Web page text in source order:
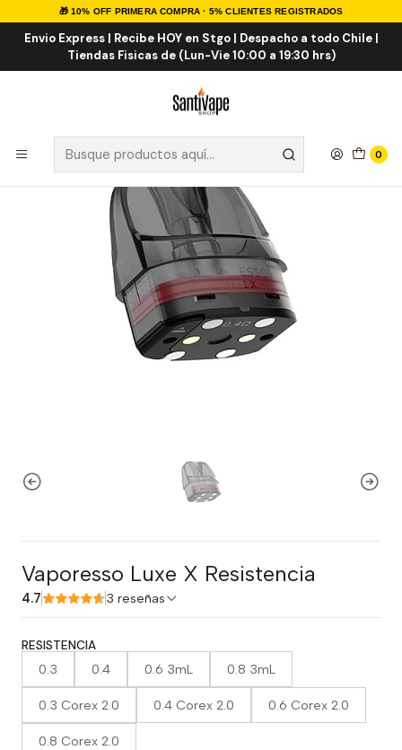
🎁 10% OFF PRIMERA COMPRA · 5% CLIENTES REGISTRADOS
Envio Express | Recibe HOY en Stgo | Despacho a todo Chile |
Tiendas Fisicas de (Lun-Vie 10:00 a 19:30 hrs)
0
Inicio INSUMOS RESISTENCIAS COMERCIALES
Vaporesso Luxe X Resistencia
Vaporesso Luxe X Resistencia
4.7 3 reseñas
RESISTENCIA
0.3 0.4 0.6 3mL 0.8 3mL
0.3 Corex 2.0 0.4 Corex 2.0 0.6 Corex 2.0
0.8 Corex 2.0